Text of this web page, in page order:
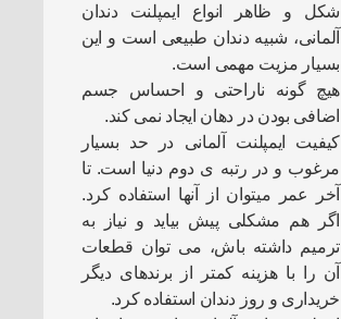
شکل و ظاهر انواع ایمپلنت دندان
آلمانی، شبیه دندان طبیعی است و این
بسیار مزیت مهمی است.
هیچ گونه ناراحتی و احساس جسم
اضافی بودن در دهان ایجاد نمی کند.
کیفیت ایمپلنت آلمانی در حد بسیار
مرغوب و در رتبه ی دوم دنیا است. تا
آخر عمر میتوان از آنها استفاده کرد.
اگر هم مشکلی پیش بیاید و نیاز به
ترمیم داشته باش، می توان قطعات
آن را با هزینه کمتر از برندهای دیگر
خریداری و روز دندان استفاده کرد.